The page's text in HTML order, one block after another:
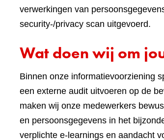
verwerkingen van
security-/privacy scan uitgevoerd.
Wat doen wij om
Binnen onze informatievoorziening
een externe audit uitvoeren op de
maken wij onze medewerkers
en persoonsgegevens in het
verplichte e-learnings en aandacht